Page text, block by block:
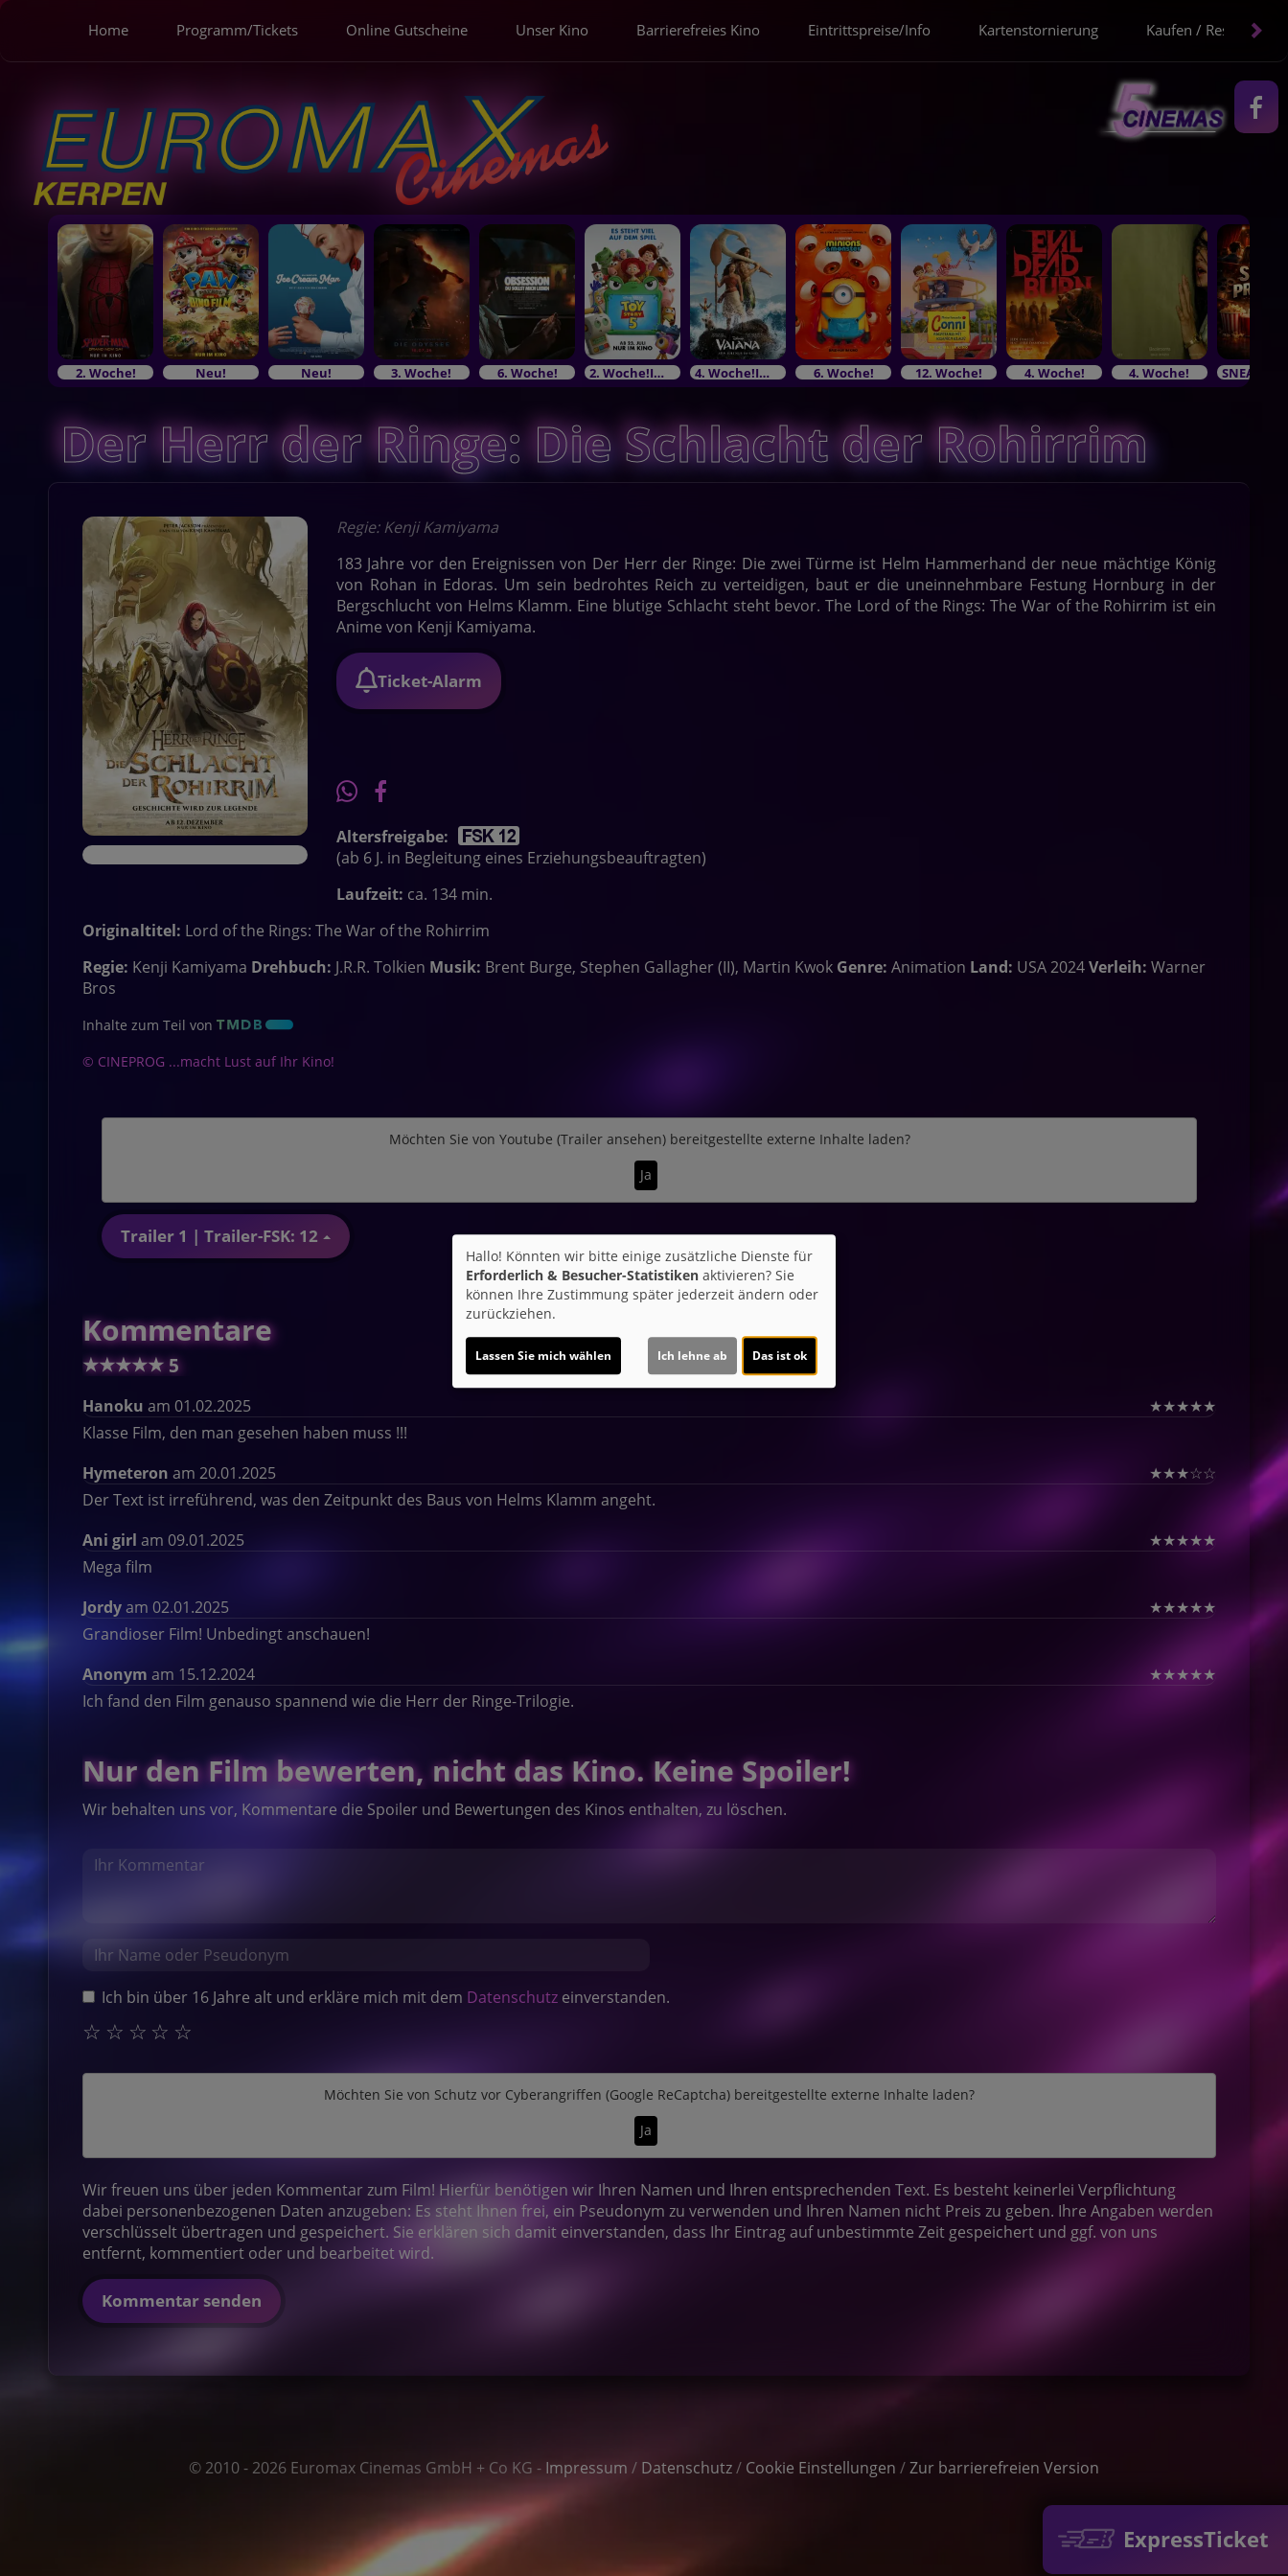
ExpressTicket
Home Programm/Tickets Online Gutscheine Unser Kino Barrierefreies Kino Eintrittspreise/Info Kartenstornierung Kaufen / Reservieren
2. Woche! Neu! Neu! 3. Woche! 6. Woche! 2. Woche!Im Bundesstart 4. Woche!Im Bundesstart 6. Woche! 12. Woche! 4. Woche! 4. Woche!
Der Herr der Ringe: Die Schlacht der Rohirrim
Regie: Kenji Kamiyama
183 Jahre vor den Ereignissen von Der Herr der Ringe: Die zwei Türme ist Helm Hammerhand der neue mächtige König
von Rohan in Edoras. Um sein bedrohtes Reich zu verteidigen, baut er die uneinnehmbare Festung Hornburg in der
Bergschlucht von Helms Klamm. Eine blutige Schlacht steht bevor. The Lord of the Rings: The War of the Rohirrim ist ein
Anime von Kenji Kamiyama.
Ticket-Alarm
Altersfreigabe:
(ab 6 J. in Begleitung eines Erziehungsbeauftragten)
Laufzeit: ca. 134 min.
Originaltitel: Lord of the Rings: The War of the Rohirrim
Regie: Kenji Kamiyama Drehbuch: J.R.R. Tolkien Musik: Brent Burge, Stephen Gallagher (II), Martin Kwok Genre: Animation Land: USA 2024Verleih: Warner
Bros
Inhalte zum Teil von
© CINEPROG ...macht Lust auf Ihr Kino!
Möchten Sie von Youtube (Trailer ansehen)bereitgestellte externe Inhalte laden?
Ja
Trailer 1 | Trailer-FSK: 12
Kommentare
★★★★★5
Hanoku am 01.02.2025 ★★★★★
Klasse Film, den man gesehen haben muss !!!
Hymeteron am 20.01.2025 ★★★☆☆
Der Text ist irreführend, was den Zeitpunkt des Baus von Helms Klamm angeht.
Ani girl am 09.01.2025 ★★★★★
Mega film
Jordyam 02.01.2025 ★★★★★
Grandioser Film! Unbedingt anschauen!
Anonym am 15.12.2024 ★★★★★
Ich fand den Film genauso spannend wie die Herr der Ringe-Trilogie.
Nur den Film bewerten, nicht das Kino. Keine Spoiler!
Wir behalten uns vor, Kommentare die Spoiler und Bewertungen des Kinos enthalten, zu löschen.
Ich bin über 16 Jahre alt und erkläre mich mit dem Datenschutz einverstanden.
☆
☆
☆
☆
☆
Möchten Sie von Schutz vor Cyberangriffen (Google ReCaptcha) bereitgestellte externe Inhalte laden?
Ja
Wir freuen uns über jeden Kommentar zum Film! Hierfür benötigen wir Ihren Namen und Ihren entsprechenden Text. Es besteht keinerlei Verpflichtung
dabei personenbezogenen Daten anzugeben: Es steht Ihnen frei, ein Pseudonym zu verwenden und Ihren Namen nicht Preis zu geben. Ihre Angaben werden
verschlüsselt übertragen und gespeichert. Sie erklären sich damit einverstanden, dass Ihr Eintrag auf unbestimmte Zeit gespeichert und ggf. von uns
entfernt, kommentiert oder und bearbeitet wird.
Kommentar senden
© 2010 - 2026 Euromax Cinemas GmbH + Co KG - Impressum / Datenschutz/ Cookie Einstellungen /Zur barrierefreien Version
Hallo! Könnten wir bitte einige zusätzliche Dienste für
Erforderlich & Besucher-Statistiken aktivieren? Sie
können Ihre Zustimmung später jederzeit ändern oder
zurückziehen.
Lassen Sie mich wählen Ich lehne ab Das ist ok